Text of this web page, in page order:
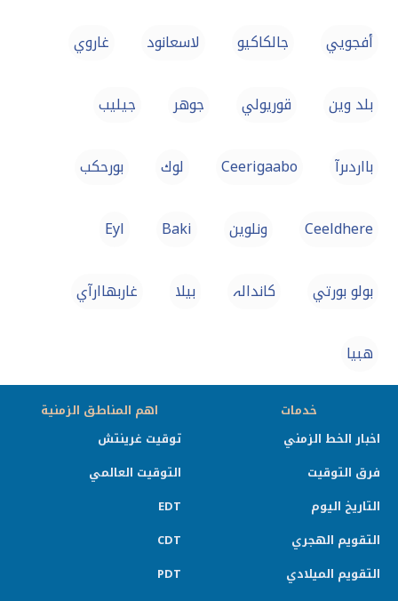
أفجويي جالكاكيو لاسعانود غاروي
بلد وين قوريولي جوهر‎ جيليب
بااردىرآ Ceerigaabo لوك بورحكب
Ceeldhere ونلوين Baki
Eyl
بولو بورتي کاندالہ بیلا غاربهاارآي
هبيا
خدمات
اخبار الخط الزمني
فرق التوقيت
التاريخ اليوم
التقويم الهجري
التقويم الميلادي
اهم المناطق الزمنية
توقيت غرينتش
التوقيت العالمي
EDT
CDT
PDT